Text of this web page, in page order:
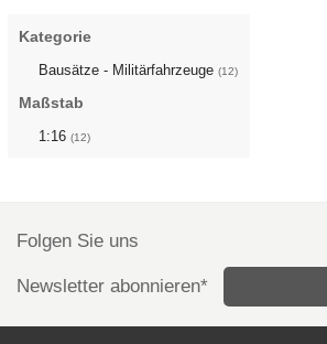
Kategorie
Bausätze - Militärfahrzeuge (12)
Maßstab
1:16 (12)
Folgen Sie uns
Newsletter abonnieren*